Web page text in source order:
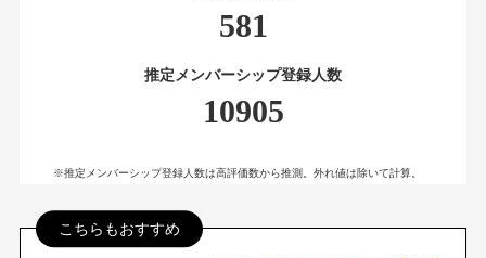
581
推定メンバーシップ登録人数
10905
※推定メンバーシップ登録人数は高評価数から推測。外れ値は除いて計算。
こちらもおすすめ